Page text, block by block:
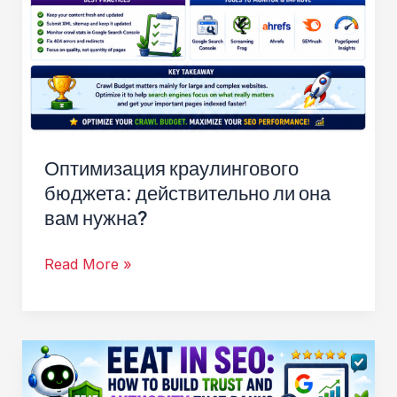
Оптимизация краулингового
бюджета: действительно ли она
вам нужна?
Оптимизация
действительно
ли
Read More »